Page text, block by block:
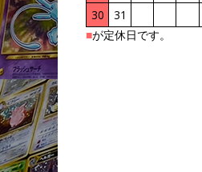
30
31
■が定休日です。